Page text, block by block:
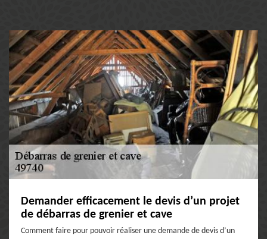
Demander efficacement le devis d’un projet
de débarras de grenier et cave
Comment faire pour pouvoir réaliser une demande de devis d’un